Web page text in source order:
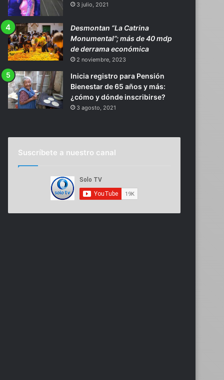
3 julio, 2021
Desmontan “La Catrina
Monumental”; más de 40 mdp
de derrama económica
2 noviembre, 2023
Inicia registro para Pensión
Bienestar de 65 años y más:
¿cómo y dónde inscribirse?
3 agosto, 2021
Suscríbete a nuestro canal